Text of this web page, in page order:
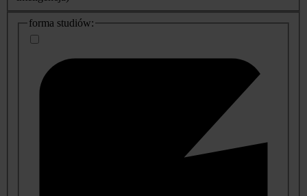
dodatkowe
informacje
forma studiów: